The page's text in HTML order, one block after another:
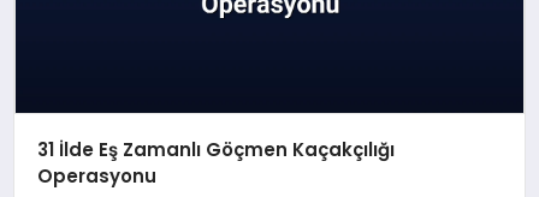
31 İlde Eş Zamanlı Göçmen Kaçakçılığı
Operasyonu